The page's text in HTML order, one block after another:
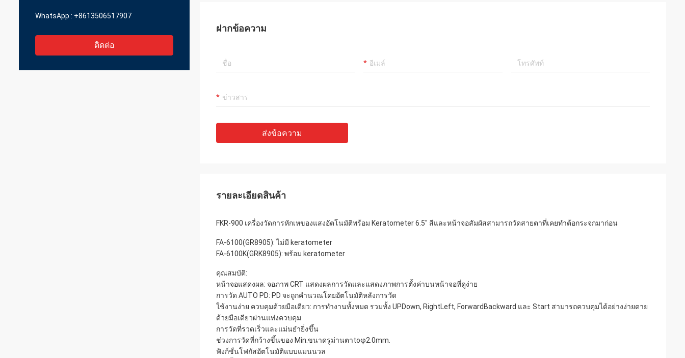
WhatsApp : +8613506517907
ติดต่อ
ฝากข้อความ
ส่งข้อความ
รายละเอียดสินค้า
FKR-900 เครื่องวัดการหักเหของแสงอัตโนมัติพร้อม Keratometer 6.5" สีและหน้าจอสัมผัสสามารถวัดสายตาที่เคยทำต้อกระจกมาก่อน
FA-6100(GR8905): ไม่มี keratometer
FA-6100K(GRK8905): พร้อม keratometer
คุณสมบัติ:
หน้าจอแสดงผล: จอภาพ CRT แสดงผลการวัดและแสดงภาพการตั้งค่าบนหน้าจอที่ดูง่าย
การวัด AUTO PD: PD จะถูกคำนวณโดยอัตโนมัติหลังการวัด
ใช้งานง่าย ควบคุมด้วยมือเดียว: การทำงานทั้งหมด รวมทั้ง UPDown, RightLeft, ForwardBackward และ Start สามารถควบคุมได้อย่างง่ายดาย
ด้วยมือเดียวผ่านแท่งควบคุม
การวัดที่รวดเร็วและแม่นยำยิ่งขึ้น
ช่วงการวัดที่กว้างขึ้นของ Min.ขนาดรูม่านตาtoφ2.0mm.
ฟังก์ชั่นโฟกัสอัตโนมัติแบบแมนนวล